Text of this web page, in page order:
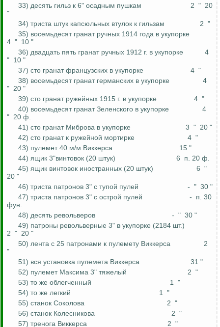
33) десять гильз к 6" осадным пушкам
2 " 20
"
34) триста штук капсюльных втулок к гильзам
2 "
35) восемьдесят гранат ручных 1914 года в укупорке
4 " 10 "
36) двадцать пять гранат ручных 1912 г. в укупорке
4
" 10 "
37) сто гранат французских в укупорке
4 "
38) восемьдесят гранат германских в укупорке
4
" 20 "
39) сто гранат ружейных 1915 г. в укупорке
4 "
40) восемьдесят гранат Зеленского в укупорке
4
" 20 ф.
41) сто гранат Миброва в укупорке 3 " 20 "
42) сто гранат к ружейной мортирке 4 "
43) пулемет 40 м/м Виккерса
15 "
44) ящик 3"винтовок (20 штук)
6
п. 20 ф.
45) ящик винтовок иностранных (20 штук)
6 "
20 "
46) триста патронов 3" с тупой пулей
- " 30 "
47) триста патронов 3" с острой пулей
-
п. 30
фун.
48) десять револьверов
- " 30 "
49) патроны револьверные 3" в укупорке (2184 шт.)
2 " 20 "
50) лента с 25 патронами к пулемету Виккерса
2
"
51) вся установка пулемета Виккерса
31 "
52) пулемет Максима 3" тяжелый
2 "
53) то же облегченный 1 "
54) то же легкий 1 "
55) станок Соколова
2 "
56) станок Колесникова
2 "
57) тренога Виккерса 2 "